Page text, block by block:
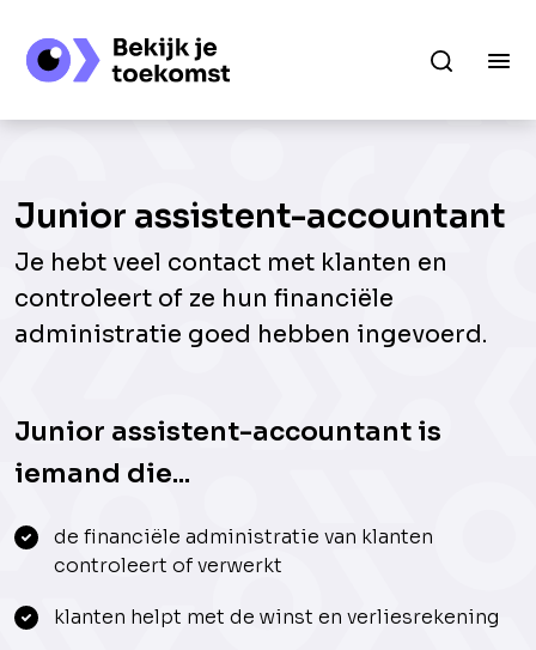
Junior assistent-accountant
Je hebt veel contact met klanten en
controleert of ze hun financiële
administratie goed hebben ingevoerd.
Junior assistent-accountant is
iemand die...
de financiële administratie van klanten
controleert of verwerkt
klanten helpt met de winst en verliesrekening